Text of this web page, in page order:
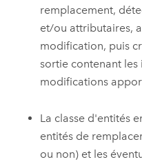
remplacement,
et/ou attributaires,
modification, puis
sortie contenant
modifications
La classe d'entités
entités de
ou non) et les